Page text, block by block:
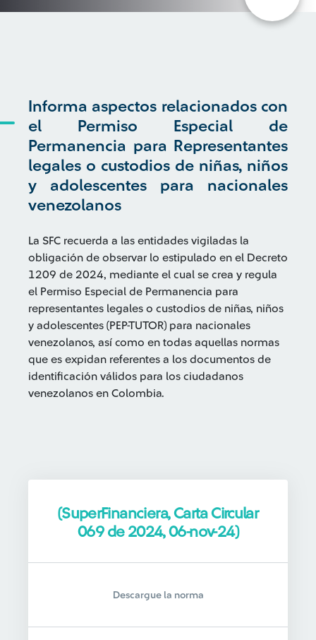
Informa aspectos relacionados con
el Permiso Especial de
Permanencia para Representantes
legales o custodios de niñas, niños
y adolescentes para nacionales
venezolanos
La SFC recuerda a las entidades vigiladas la
obligación de observar lo estipulado en el Decreto
1209 de 2024, mediante el cual se crea y regula
el Permiso Especial de Permanencia para
representantes legales o custodios de niñas, niños
y adolescentes (PEP-TUTOR) para nacionales
venezolanos, así como en todas aquellas normas
que es expidan referentes a los documentos de
identificación válidos para los ciudadanos
venezolanos en Colombia.
(SuperFinanciera, Carta Circular
069 de 2024, 06-nov-24)
Descargue la norma